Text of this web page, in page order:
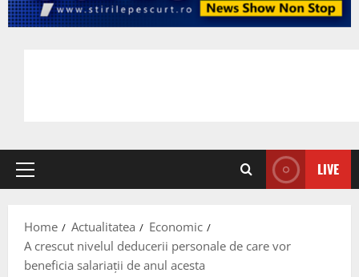
Primary
LIVE
Home Actualitatea
Economic
A crescut nivelul deducerii personale de care vor
beneficia salariaţii de anul acesta